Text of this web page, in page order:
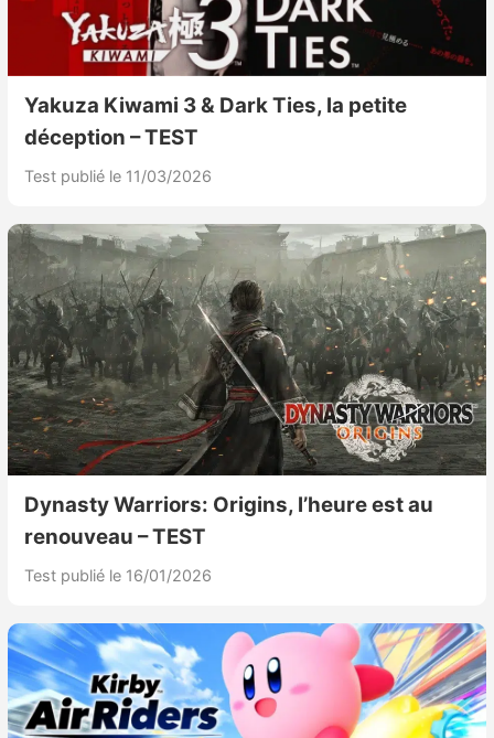
Yakuza Kiwami 3 & Dark Ties, la petite
déception – TEST
Test publié le 11/03/2026
Dynasty Warriors: Origins, l’heure est au
renouveau – TEST
Test publié le 16/01/2026